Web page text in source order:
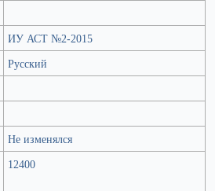
ИУ АСТ №2-2015
Русский
Не изменялся
12400